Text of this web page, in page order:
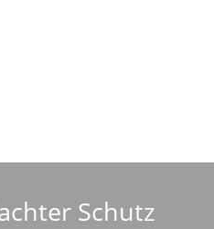
Schutz